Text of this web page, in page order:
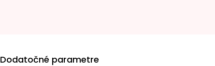
Dodatočné parametre